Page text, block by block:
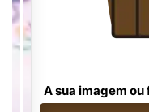
A sua imagem